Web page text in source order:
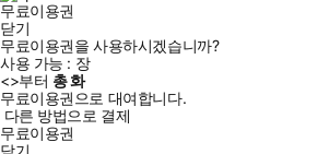
무료이용권
닫기
무료이용권을 사용하시겠습니까?
사용 가능 : 장
<>부터 총화
무료이용권으로 대여합니다.
다른 방법으로 결제
무료이용권